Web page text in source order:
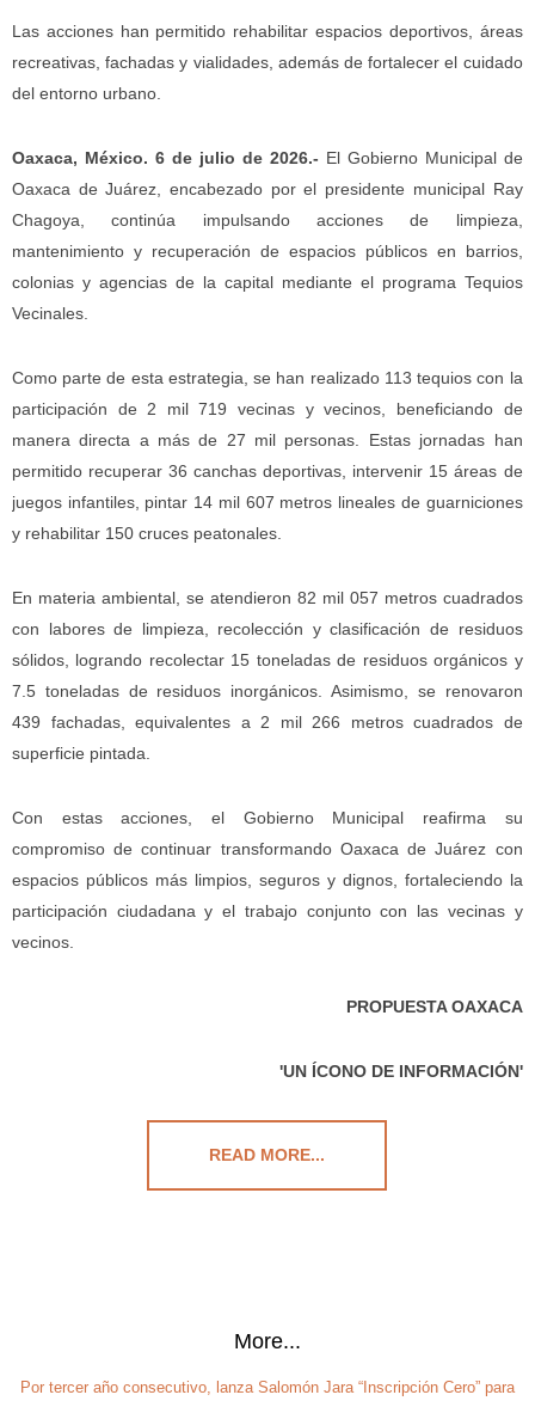
Las acciones han permitido rehabilitar espacios deportivos, áreas
recreativas, fachadas y vialidades, además de fortalecer el cuidado
del entorno urbano.
Oaxaca, México. 6 de julio de 2026.- El Gobierno Municipal de
Oaxaca de Juárez, encabezado por el presidente municipal Ray
Chagoya, continúa impulsando acciones de limpieza,
mantenimiento y recuperación de espacios públicos en barrios,
colonias y agencias de la capital mediante el programa Tequios
Vecinales.
Como parte de esta estrategia, se han realizado 113 tequios con la
participación de 2 mil 719 vecinas y vecinos, beneficiando de
manera directa a más de 27 mil personas. Estas jornadas han
permitido recuperar 36 canchas deportivas, intervenir 15 áreas de
juegos infantiles, pintar 14 mil 607 metros lineales de guarniciones
y rehabilitar 150 cruces peatonales.
En materia ambiental, se atendieron 82 mil 057 metros cuadrados
con labores de limpieza, recolección y clasificación de residuos
sólidos, logrando recolectar 15 toneladas de residuos orgánicos y
7.5 toneladas de residuos inorgánicos. Asimismo, se renovaron
439 fachadas, equivalentes a 2 mil 266 metros cuadrados de
superficie pintada.
Con estas acciones, el Gobierno Municipal reafirma su
compromiso de continuar transformando Oaxaca de Juárez con
espacios públicos más limpios, seguros y dignos, fortaleciendo la
participación ciudadana y el trabajo conjunto con las vecinas y
vecinos.
PROPUESTA OAXACA
'UN ÍCONO DE INFORMACIÓN'
READ MORE...
More...
Por tercer año consecutivo, lanza Salomón Jara “Inscripción Cero” para